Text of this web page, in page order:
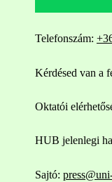
Telefonszám:
Kérdésed van a
Oktatói
HUB jelenlegi
Sajtó: